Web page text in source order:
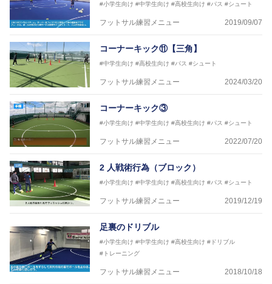
#小学生向け #中学生向け #高校生向け #パス #シュート
フットサル練習メニュー 2019/09/07
コーナーキック⑪【三角】
#中学生向け #高校生向け #パス #シュート
フットサル練習メニュー 2024/03/20
コーナーキック③
#小学生向け #中学生向け #高校生向け #パス #シュート
フットサル練習メニュー 2022/07/20
2 人戦術行為（ブロック）
#小学生向け #中学生向け #高校生向け #パス #シュート
フットサル練習メニュー 2019/12/19
足裏のドリブル
#小学生向け #中学生向け #高校生向け #ドリブル
#トレーニング
フットサル練習メニュー 2018/10/18